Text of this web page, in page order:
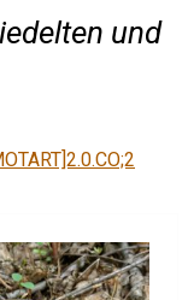
und